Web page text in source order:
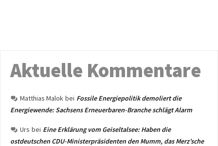
Aktuelle Kommentare
Matthias Malok bei Fossile Energiepolitik demoliert die
Energiewende: Sachsens Erneuerbaren-Branche schlägt Alarm
Urs bei Eine Erklärung vom Geiseltalsee: Haben die
ostdeutschen CDU-Ministerpräsidenten den Mumm, das Merz’sche